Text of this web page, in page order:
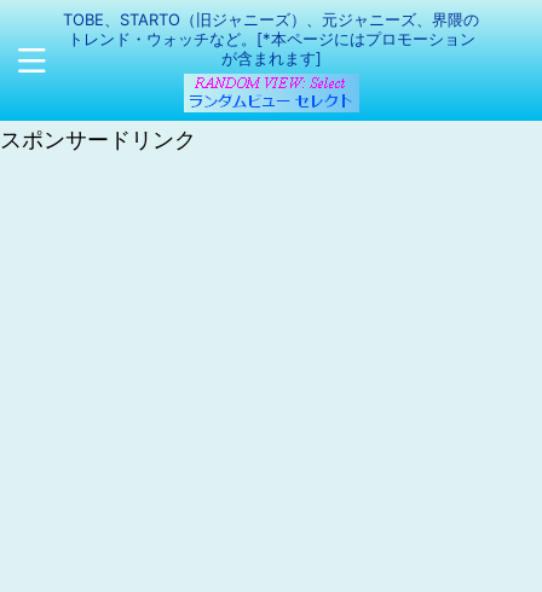
TOBE、STARTO（旧ジャニーズ）、元ジャニーズ、界隈の
トレンド・ウォッチなど。[*本ページにはプロモーション
が含まれます]
スポンサードリンク